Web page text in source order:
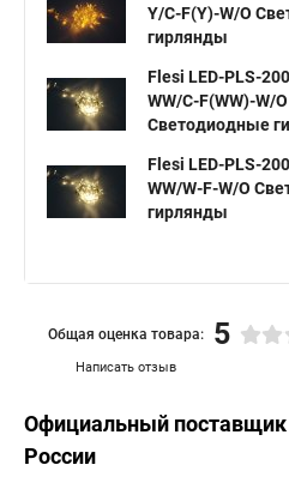
Y/C-F(Y)-W/O
гирлянды
Flesi LED-PLS-
WW/C-F(WW)-W/O
Светодиодные
Flesi LED-PLS-
WW/W-F-W/O
гирлянды
Написать отзыв
Общая оценка товара: 5
Официальный
России